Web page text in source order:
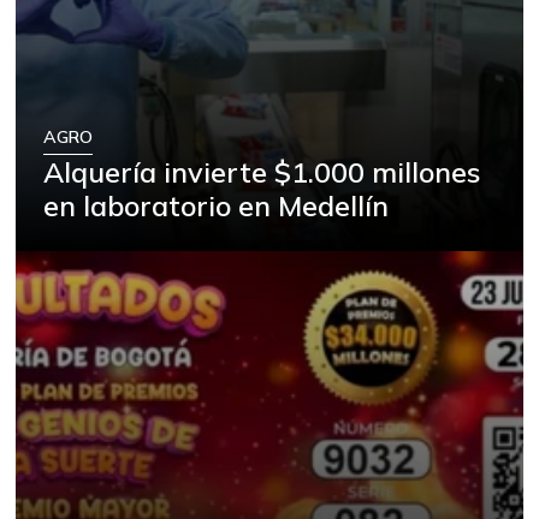
AGRO
Alquería invierte $1.000 millones
en laboratorio en Medellín